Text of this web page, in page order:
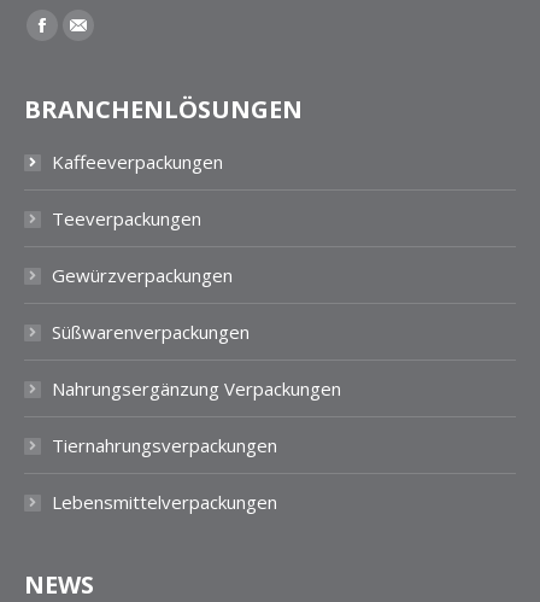
Finden Sie uns auf:
Facebook
E-
BRANCHENLÖSUNGEN
Kaffeeverpackungen
Teeverpackungen
Gewürzverpackungen
Süßwarenverpackungen
Nahrungsergänzung Verpackungen
Tiernahrungsverpackungen
Lebensmittelverpackungen
NEWS